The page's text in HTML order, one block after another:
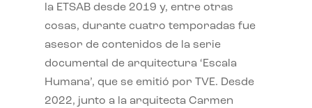
la ETSAB desde 2019 y, entre otras
cosas, durante cuatro temporadas fue
asesor de contenidos de la serie
documental de arquitectura ‘Escala
Humana’, que se emitió por TVE. Desde
2022, junto a la arquitecta Carmen